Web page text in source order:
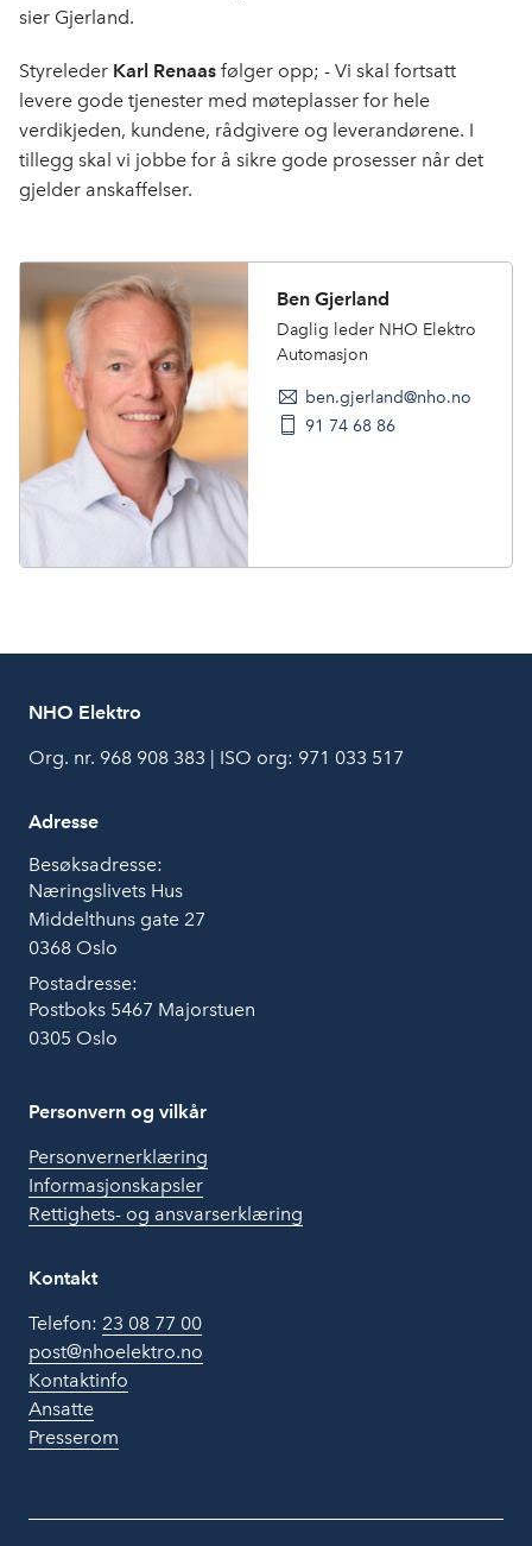
sier Gjerland.
Styreleder Karl Renaas følger opp; - Vi skal fortsatt
levere gode tjenester med møteplasser for hele
verdikjeden, kundene, rådgivere og leverandørene. I
tillegg skal vi jobbe for å sikre gode prosesser når det
gjelder anskaffelser.
Ben Gjerland
Daglig leder NHO Elektro
Automasjon
ben.gjerland@nho.no
91 74 68 86
NHO Elektro
Org. nr. 968 908 383 | ISO org: 971 033 517
Adresse
Besøksadresse:
Næringslivets Hus
Middelthuns gate 27
0368 Oslo
Postadresse:
Postboks 5467 Majorstuen
0305 Oslo
Personvern og vilkår
Personvernerklæring
Informasjonskapsler
Rettighets- og ansvarserklæring
Kontakt
Telefon: 23 08 77 00
post@nhoelektro.no
Kontaktinfo
Ansatte
Presserom